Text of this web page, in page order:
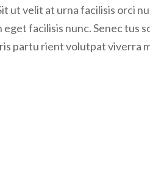
ut velit at urna facilisis orci
facilisis nunc. Senec tus
partu rient volutpat viverra